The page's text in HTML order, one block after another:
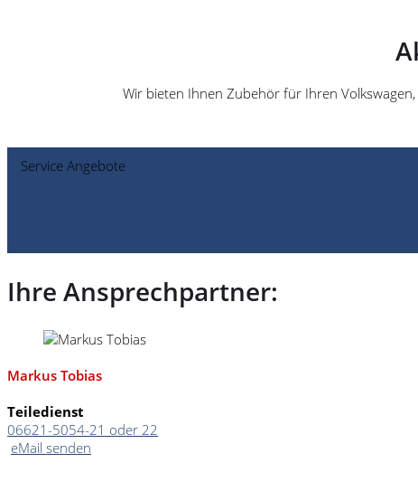
Wir bieten Ihnen Zubehör für Ihren
Service Angebote
Ihre Ansprechpartner:
Markus Tobias
Teiledienst
06621-5054-21 oder 22
eMail senden